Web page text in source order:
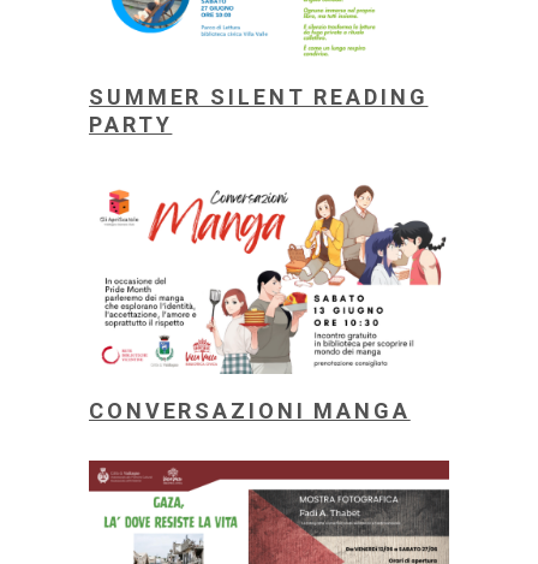
SUMMER SILENT READING
PARTY
CONVERSAZIONI MANGA